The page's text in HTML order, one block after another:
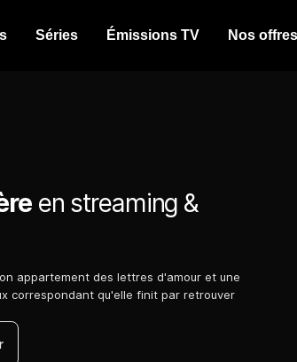
Séries Émissions TV Nos offres
en streaming &
appartement des lettres d'amour et une
correspondant qu'elle finit par retrouver